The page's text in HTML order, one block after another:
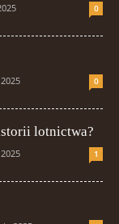
0
0
lotnictwa?
1